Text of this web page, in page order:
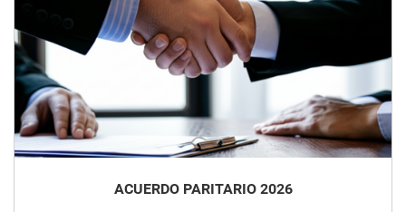
ACUERDO PARITARIO 2026